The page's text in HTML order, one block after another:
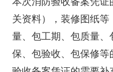
关资料），装修图纸
量、包工期、包质量
保、包验收、包保修